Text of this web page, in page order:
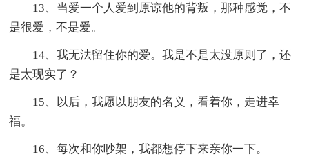
13、当爱一个人爱到原谅他的背叛，那种感觉，不
是很爱，不是爱。
14、我无法留住你的爱。我是不是太没原则了，还
是太现实了？
15、以后，我愿以朋友的名义，看着你，走进幸
福。
16、每次和你吵架，我都想停下来亲你一下。